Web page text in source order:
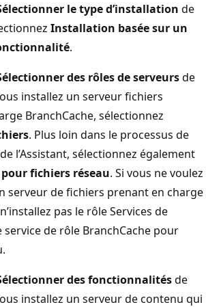
le type d’installation de
Installation basée sur un
.
des rôles de serveursde
installez un serveur fichiers
BranchCache, sélectionnez
. Plus loin dans le processus de
l’Assistant, sélectionnez également
fichiers réseau. Si vous ne voulez
serveur de fichiers prenant en charge
pas le rôle Services de
service de rôle BranchCache pour
des fonctionnalitésde
installez un serveur de contenu qui